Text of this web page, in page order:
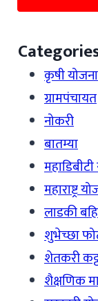
कृषी योजना
ग्रामपंचायत
नोकरी
बातम्या
महाराष्ट्र
लाडकी
शुभेच्छा
शेतकरी
शैक्षणिक